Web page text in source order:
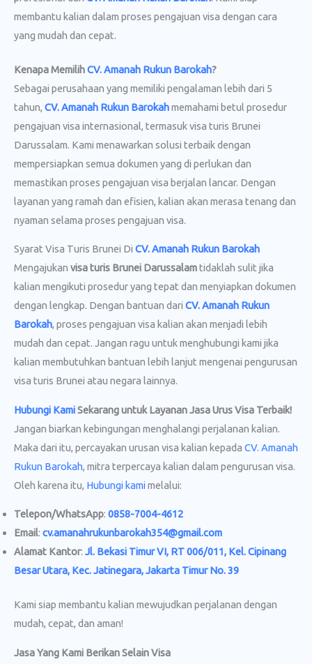
membantu kalian dalam proses pengajuan visa dengan cara
yang mudah dan cepat.
Kenapa MemilihCV. Amanah Rukun Barokah?
Sebagai perusahaan yang memiliki pengalaman lebih dari 5
tahun, CV. Amanah Rukun Barokahmemahami betul prosedur
pengajuan visa internasional, termasuk visa turis Brunei
Darussalam. Kami menawarkan solusi terbaik dengan
mempersiapkan semua dokumen yang di perlukan dan
memastikan proses pengajuan visa berjalan lancar. Dengan
layanan yang ramah dan efisien, kalian akan merasa tenang dan
nyaman selama proses pengajuan visa.
Syarat Visa Turis Brunei Di CV. Amanah Rukun Barokah
Mengajukan visa turis Brunei Darussalamtidaklah sulit jika
kalian mengikuti prosedur yang tepat dan menyiapkan dokumen
dengan lengkap. Dengan bantuan dari CV. Amanah Rukun
Barokah, proses pengajuan visa kalian akan menjadi lebih
mudah dan cepat. Jangan ragu untuk menghubungi kami jika
kalian membutuhkan bantuan lebih lanjut mengenai pengurusan
visa turis Brunei atau negara lainnya.
Hubungi KamiSekarang untuk Layanan Jasa Urus Visa Terbaik!
Jangan biarkan kebingungan menghalangi perjalanan kalian.
Maka dari itu, percayakan urusan visa kalian kepada CV. Amanah
Rukun Barokah, mitra terpercaya kalian dalam pengurusan visa.
Oleh karena itu, Hubungi kamimelalui:
Telepon/WhatsApp: 0858-7004-4612
Email: cv.amanahrukunbarokah354@gmail.com
Alamat Kantor: Jl. Bekasi Timur VI, RT 006/011, Kel. Cipinang
Besar Utara, Kec. Jatinegara, Jakarta Timur No. 39
Kami siap membantu kalian mewujudkan perjalanan dengan
mudah, cepat, dan aman!
Jasa Yang Kami Berikan Selain Visa